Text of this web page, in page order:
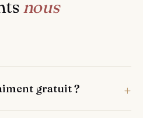
nous
gratuit ?